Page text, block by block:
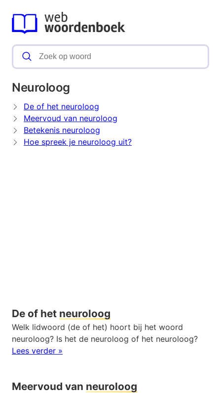
Neuroloog
De of het neuroloog
Meervoud van neuroloog
Betekenis neuroloog
Hoe spreek je neuroloog uit?
De of het neuroloog
Welk lidwoord (de of het) hoort bij het woord
neuroloog? Is het de neuroloog of het neuroloog?
Lees verder »
Meervoud van neuroloog